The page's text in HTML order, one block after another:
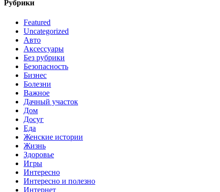
Рубрики
Featured
Uncategorized
Авто
Аксессуары
Без рубрики
Безопасность
Бизнес
Болезни
Важное
Дачный участок
Дом
Досуг
Еда
Женские истории
Жизнь
Здоровье
Игры
Интересно
Интересно и полезно
Интернет